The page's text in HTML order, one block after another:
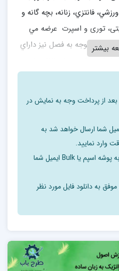
فانتزي، زنانه، بچه گانه و
توری و اسپرت عرضه مي
با توجه به فصل نيز داراي
را در برابر سرما حفاظت نموده
از پا، سبك و راحت باشد. لدا
اساس معيارهاي مختلفي
معيارها نوع مصرف جوراب،
توليد جوراب، نوع بافت و
آدم ها ودر فصول
فنی ، اقتصادی و مالی
متقاضی
بیشتر
بعد از پرداخت وجه به نمایش در
شما ارسال خواهد شد به
وارد نمایید.
ممکن است ایمیل ارسالی به پوشه اسپم یا Bulk ایمیل شما
به دانلود فایل مورد نظر